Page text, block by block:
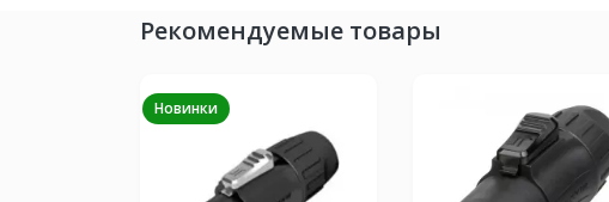
Рекомендуемые товары
Новинки